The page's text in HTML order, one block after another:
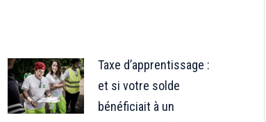
Taxe d’apprentissage :
et si votre solde
bénéficiait à un